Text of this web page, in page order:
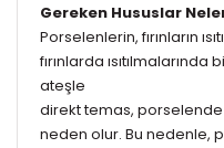
Gereken Hususlar
Porselenlerin, fırınların
fırınlarda
ateşle
direkt temas, porselende
neden olur. Bu nedenle,